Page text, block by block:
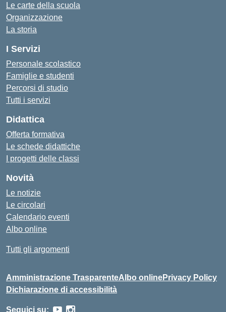
Le carte della scuola
Organizzazione
La storia
I Servizi
Personale scolastico
Famiglie e studenti
Percorsi di studio
Tutti i servizi
Didattica
Offerta formativa
Le schede didattiche
I progetti delle classi
Novità
Le notizie
Le circolari
Calendario eventi
Albo online
Tutti gli argomenti
Amministrazione TrasparenteAlbo onlinePrivacy Policy
Dichiarazione di accessibilità
Seguici su: